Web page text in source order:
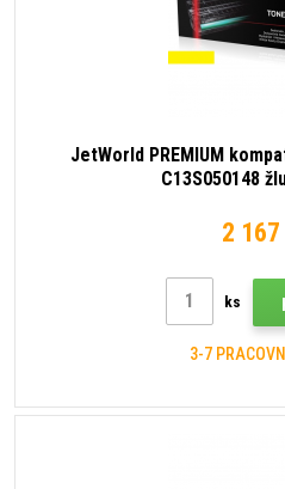
JetWorld PREMIUM
C13S050148
2
ks
3-7